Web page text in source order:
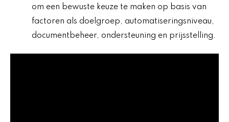
om een bewuste keuze te maken op basis van
factoren als doelgroep, automatiseringsniveau,
documentbeheer, ondersteuning en prijsstelling.